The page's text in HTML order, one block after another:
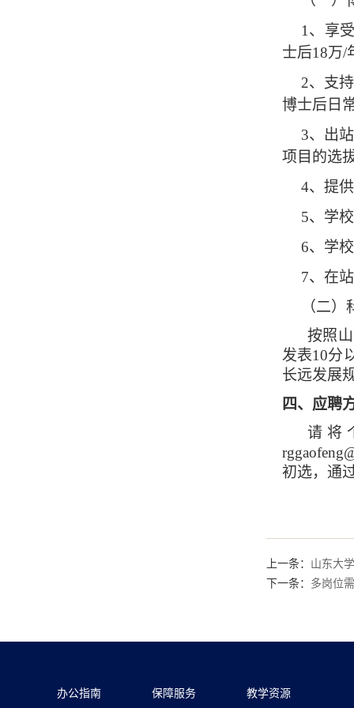
1 、享
士后18万/
2、支
博士后日
3、出
项目的选
4、提
5、学
6、学
7、在
（二
按照
发表10分
长远发展
四、应聘
请将
初选，通
上一条： 山东大
下一条： 多岗位
办公指南 保障服务 教学资源